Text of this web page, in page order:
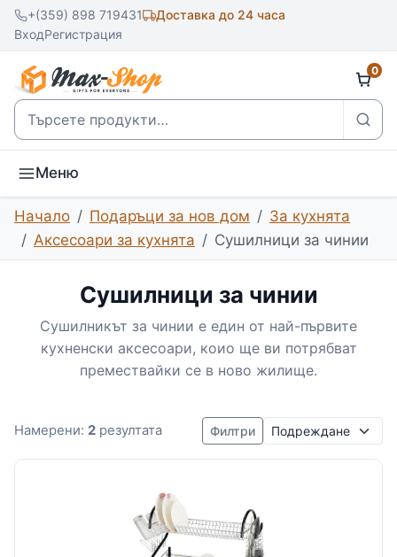
+(359) 898 719431
Доставка до 24 часа
ВходРегистрация
Търсене
0
Меню
Начало Подаръци за нов дом
За кухнята
Аксесоари за кухнята
Сушилници за чинии
Сушилници за чинии
Сушилникът за чинии е един от най-първите
кухненски аксесоари, коио ще ви потрябват
премествайки се в ново жилище.
Намерени: 2 резултата Филтри Подреждане